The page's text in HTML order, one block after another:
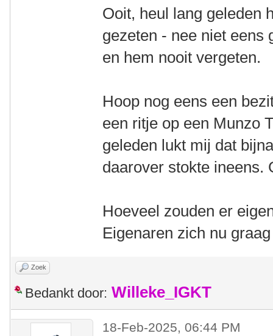
Ooit, heul lang geleden
gezeten - nee niet eens
en hem nooit vergeten.
Hoop nog eens een
een ritje op een Munzo
geleden lukt mij dat
daarover stokte ineens.
Hoeveel zouden er
Eigenaren zich nu
Zoek
Bedankt door: Willeke_IGKT
18-Feb-2025, 06:44 PM